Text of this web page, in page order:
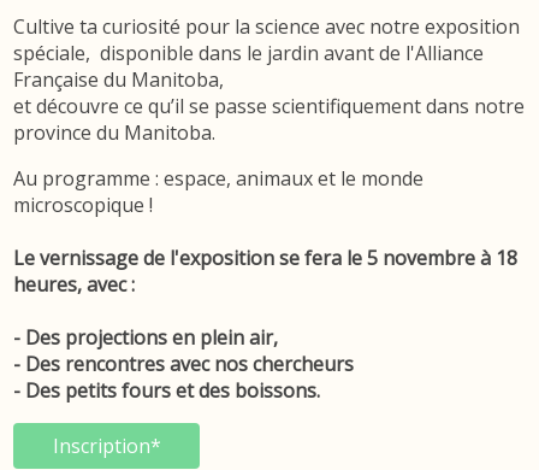
Cultive ta curiosité pour la science avec notre exposition
spéciale, disponible dans le jardin avant de l'Alliance
Française du Manitoba,
et découvre ce qu’il se passe scientifiquement dans notre
province du Manitoba.
Au programme : espace, animaux et le monde
microscopique !
Le vernissage de l'exposition se fera le 5 novembre à 18
heures, avec :
- Des projections en plein air,
- Des rencontres avec nos chercheurs
- Des petits fours et des boissons.
Inscription*
Inscription*